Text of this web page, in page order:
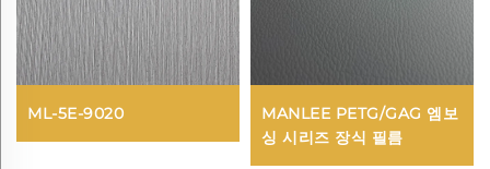
ML-5E-9020
MANLEE PETG/GAG 엠보
싱 시리즈 장식 필름